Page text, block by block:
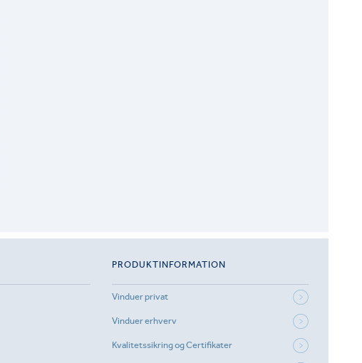
PRODUKTINFORMATION
Vinduer privat
Vinduer erhverv
Kvalitetssikring og Certifikater